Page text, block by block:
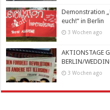
Demonstration
euch!“ in Berlin
3 Wochen ago
AKTIONSTAGE
BERLIN/
3 Wochen ago